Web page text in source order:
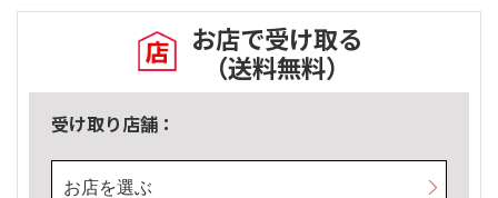
お店で受け取る
（送料無料）
受け取り店舗：
お店を選ぶ